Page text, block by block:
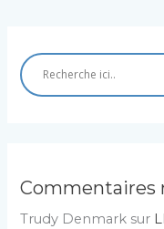
Commentaires
Trudy Denmark sur